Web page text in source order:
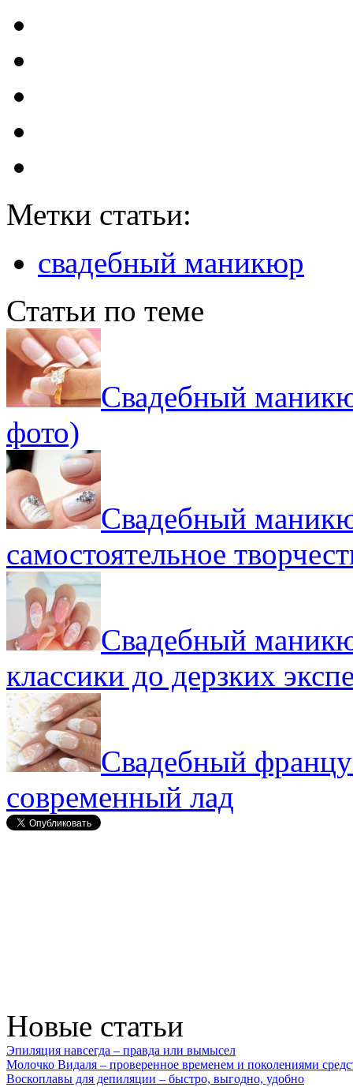
Метки статьи:
свадебный маникюр
Статьи по теме
Свадебный
фото)
Свадебный
самостоятельное
Свадебный
классики до дерзких
Свадебный
современный лад
Новые статьи
Эпиляция навсегда – правда или вымысел
Молочко Видаля – проверенное временем и поколениями
Воскоплавы для депиляции – быстро, выгодно, удобно